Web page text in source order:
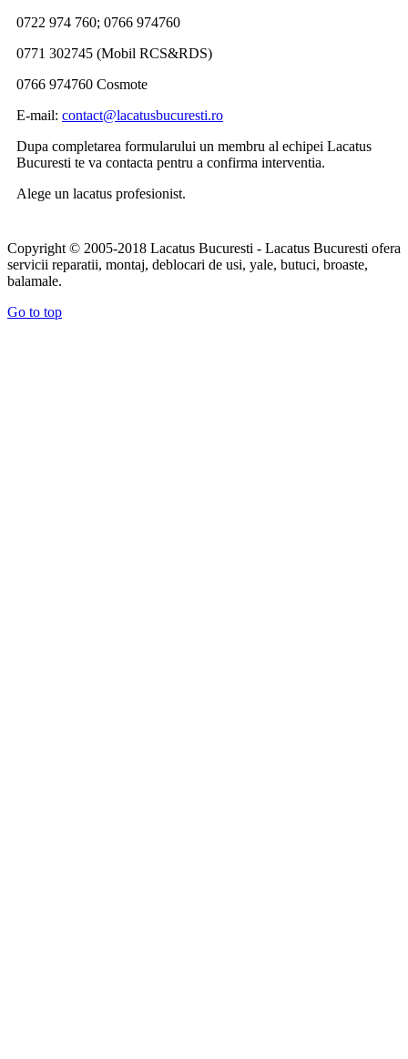
0722 974 760; 0766 974760
0771 302745 (Mobil RCS&RDS)
0766 974760 Cosmote
E-mail: contact@lacatusbucuresti.ro
Dupa completarea formularului un membru al echipei Lacatus
Bucuresti te va contacta pentru a confirma interventia.
Alege un lacatus profesionist.
Copyright © 2005-2018 Lacatus Bucuresti - Lacatus Bucuresti ofera
servicii reparatii, montaj, deblocari de usi, yale, butuci, broaste,
balamale.
Go to top